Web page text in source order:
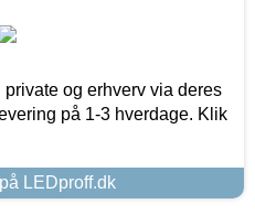
og erhverv via deres
på 1-3 hverdage. Klik
LEDproff.dk